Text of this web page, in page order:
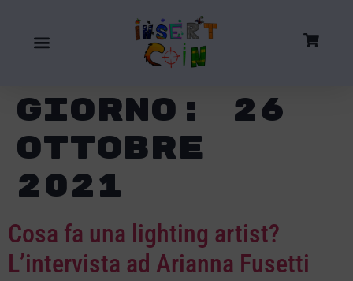
Giorno: 26
Ottobre
2021
Cosa fa una lighting artist?
L’intervista ad Arianna Fusetti